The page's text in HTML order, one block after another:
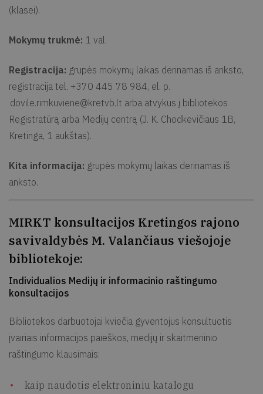
(klasei).
Mokymų trukmė: 1 val.
Registracija: grupės mokymų laikas derinamas iš anksto,
registracija tel. +370 445 78 984, el. p.
dovile.rimkuviene@kretvb.lt arba atvykus į bibliotekos
Registratūrą arba Medijų centrą (J. K. Chodkevičiaus 1B,
Kretinga, 1 aukštas).
Kita informacija: grupės mokymų laikas derinamas iš
anksto.
MIRKT konsultacijos Kretingos rajono
savivaldybės M. Valančiaus viešojoje
bibliotekoje:
Individualios Medijų ir informacinio raštingumo
konsultacijos
Bibliotekos darbuotojai kviečia gyventojus konsultuotis
įvairiais informacijos paieškos, medijų ir skaitmeninio
raštingumo klausimais:
kaip naudotis elektroniniu katalogu